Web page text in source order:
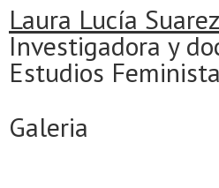
Laura Lucía Suarez
Investigadora y
Estudios
Galeria